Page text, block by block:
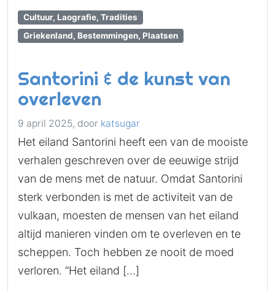
Cultuur, Laografie, Tradities
Griekenland, Bestemmingen, Plaatsen
Santorini & de kunst van
overleven
9 april 2025, door katsugar
Het eiland Santorini heeft een van de mooiste
verhalen geschreven over de eeuwige strijd
van de mens met de natuur. Omdat Santorini
sterk verbonden is met de activiteit van de
vulkaan, moesten de mensen van het eiland
altijd manieren vinden om te overleven en te
scheppen. Toch hebben ze nooit de moed
verloren. “Het eiland […]